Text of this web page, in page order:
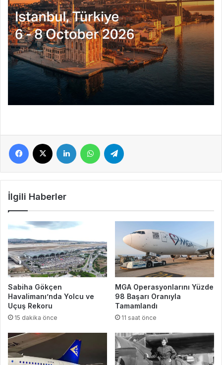
Facebook LinkedIn WhatsApp
İlgili Haberler
Sabiha Gökçen
Havalimanı’nda Yolcu ve
Uçuş Rekoru
15 dakika önce
MGA Operasyonlarını Yüzde
98 Başarı Oranıyla
Tamamlandı
11 saat önce